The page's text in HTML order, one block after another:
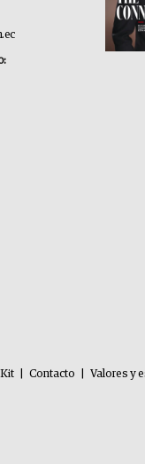
Contacto Valores y